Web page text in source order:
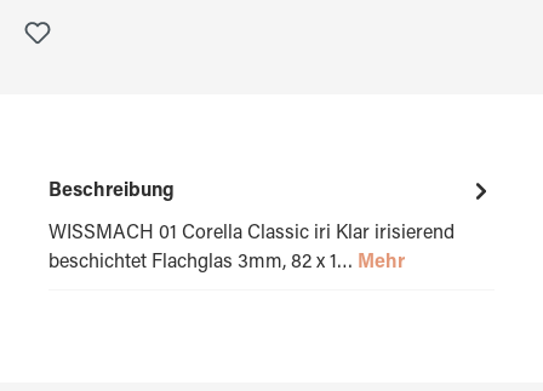
Beschreibung
WISSMACH 01 Corella Classic iri Klar irisierend
beschichtet Flachglas 3mm, 82 x 1… Mehr